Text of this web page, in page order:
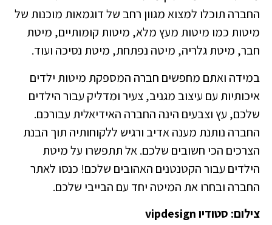
החברה תוכלו למצוא מגוון רחב של דוגמאות מוכנות של
מיטות כמו מיטות מעץ מלא, מיטות קומותיים, מיטת
חבר, מיטת גלריה, מיטה נפתחת, מיטת נסיכה ועוד.
במידה ואתם מחפשים חברה המספקת מיטות ילדים
איכותיות עם עיצוב מגניב, צעיר ומדליק עבור הילדים
שלכם, עץ וצבעים הינה החברה האידיאלית עבורכם.
החברה נותנת מענה אדיב ורגיש ללקוחותיה תוך הבנת
הצרכים הכי חשובים שלכם. אל תתפשרו על מיטת
הילדים עבור הקטנטנים האהובים שלכם! כנסו לאתר
החברה ובחרו את המיטה יחד עם הבייבי שלכם.
צילום: סטודיו vipdesign